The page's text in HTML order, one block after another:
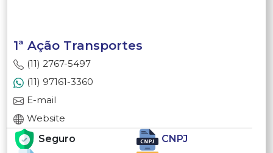
1ª Ação Transportes
(11) 2767-5497
(11) 97161-3360
E-mail
Website
Seguro
CNPJ